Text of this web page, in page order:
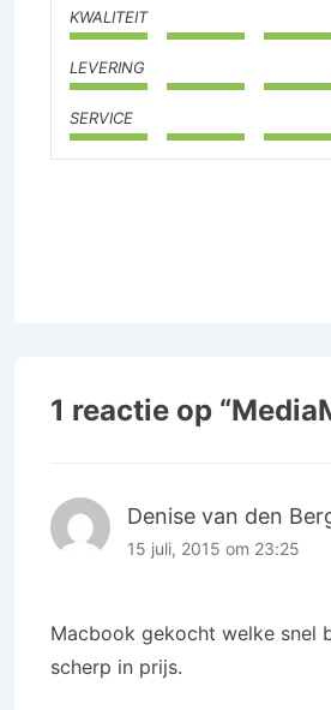
KWALITEIT
LEVERING
SERVICE
1 reactie op “
Denise van den
15 juli, 2015 om 23:25
Macbook gekocht welke snel
scherp in prijs.